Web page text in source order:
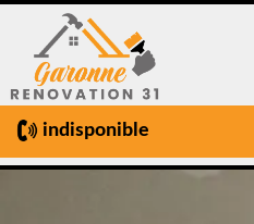
indisponible